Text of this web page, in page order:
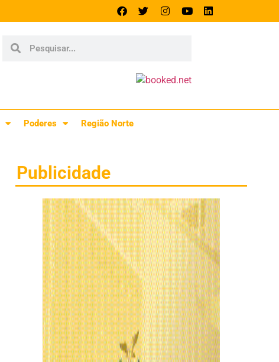
Poderes Região Norte
Publicidade